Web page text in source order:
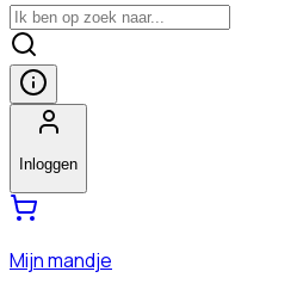
Inloggen
Mijn mandje